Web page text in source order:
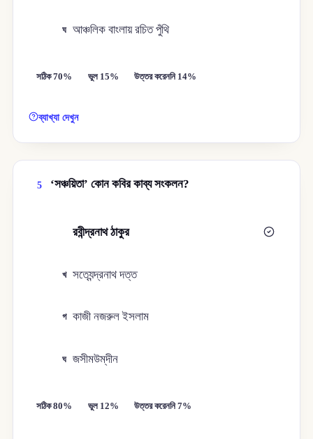
ঘ আঞ্চলিক বাংলায় রচিত পুঁথি
সঠিক 70% ভুল 15% উত্তর করেননি 14%
ব্যাখ্যা দেখুন
5 ‘সঞ্চয়িতা’ কোন কবির কাব্য সংকলন?
রবীন্দ্রনাথ ঠাকুর
খ সত্যেন্দ্রনাথ দত্ত
গ কাজী নজরুল ইসলাম
ঘ জসীমউম্‌দীন
সঠিক 80% ভুল 12% উত্তর করেননি 7%